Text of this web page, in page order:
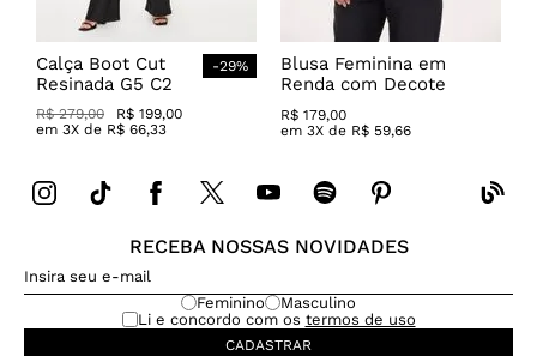
Calça Boot Cut
Resinada G5 C2
-29%
R$ 279,00 R$ 199,00
em 3X de R$ 66,33
Blusa Feminina em
Renda com Decote
Canoa
R$ 179,00
em 3X de R$ 59,66
RECEBA NOSSAS NOVIDADES
Feminino
Masculino
Li e concordo com os termos de uso
CADASTRAR